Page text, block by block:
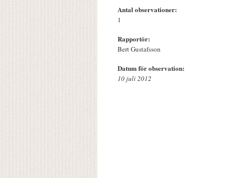
Antal observationer:
1
Rapportör:
Bert Gustafsson
Datum för observation:
10 juli 2012